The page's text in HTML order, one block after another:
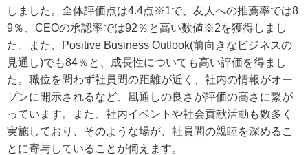
しました。全体評価点は4.4点※1で、友人への推薦率では8
9％、CEOの承認率では92％と高い数値※2を獲得しまし
た。また、Positive Business Outlook(前向きなビジネスの
見通し)でも84％と、成長性についても高い評価を得まし
た。職位を問わず社員間の距離が近く、社内の情報がオー
プンに開示されるなど、風通しの良さが評価の高さに繋が
っています。また、社内イベントや社会貢献活動も数多く
実施しており、そのような場が、社員間の親睦を深めるこ
とに寄与していることが伺えます。